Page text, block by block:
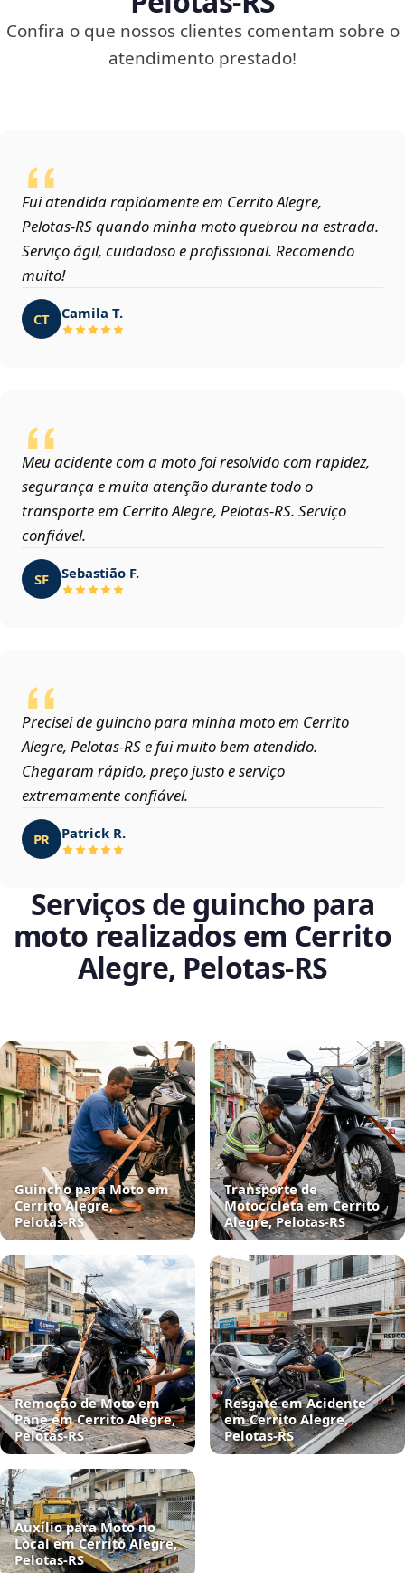
Confira o que nossos clientes comentam sobre o
atendimento prestado!
Fui atendida rapidamente em Cerrito Alegre,
Pelotas‑RS quando minha moto quebrou na estrada.
Serviço ágil, cuidadoso e profissional. Recomendo
muito!
CT Camila T.
Meu acidente com a moto foi resolvido com rapidez,
segurança e muita atenção durante todo o
transporte em Cerrito Alegre, Pelotas‑RS. Serviço
confiável.
SF Sebastião F.
Precisei de guincho para minha moto em Cerrito
Alegre, Pelotas‑RS e fui muito bem atendido.
Chegaram rápido, preço justo e serviço
extremamente confiável.
PR Patrick R.
Serviços de guincho para
moto realizados em Cerrito
Alegre, Pelotas‑RS
Guincho para Moto em
Cerrito Alegre,
Pelotas‑RS
Transporte de
Motocicleta em Cerrito
Alegre, Pelotas‑RS
Remoção de Moto em
Pane em Cerrito Alegre,
Pelotas‑RS
Resgate em Acidente
em Cerrito Alegre,
Pelotas‑RS
Auxílio para Moto no
Local em Cerrito Alegre,
Pelotas‑RS